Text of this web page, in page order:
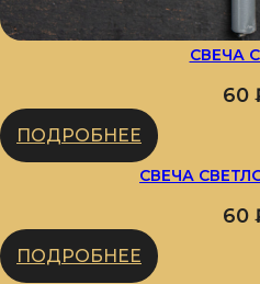
СВЕЧА
60
ПОДРОБНЕЕ
СВЕЧА
60
ПОДРОБНЕЕ